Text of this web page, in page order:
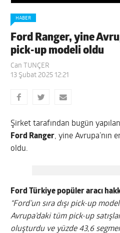
HABER
Ford Ranger, yine
pick-up modeli oldu
Can TUNÇER
13 Şubat 2025 12:21
Şirket tarafından bugün
Ford Ranger, yine Avrupa’nın
oldu.
Ford Türkiye popüler aracı
“Ford’un sıra dışı pick-up
Avrupa’daki tüm pick-up
oluşturdu ve yüzde 43,6